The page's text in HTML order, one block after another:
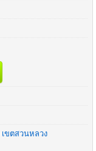
เขตสวนหลวง